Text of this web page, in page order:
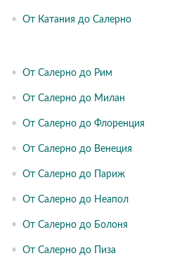
• От Катания до Салерно
• От Салерно до Рим
• От Салерно до Милан
• От Салерно до Флоренция
• От Салерно до Венеция
• От Салерно до Париж
• От Салерно до Неапол
• От Салерно до Болоня
• От Салерно до Пиза